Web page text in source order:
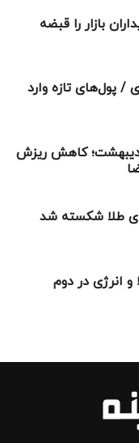
بازار را قبضه
/ پول‌های تازه وارد
مثبت بورس در ۲۹ اردیبهشت؛ کاهش ریزش
طلا شکسته شد
و انرژی در دوم